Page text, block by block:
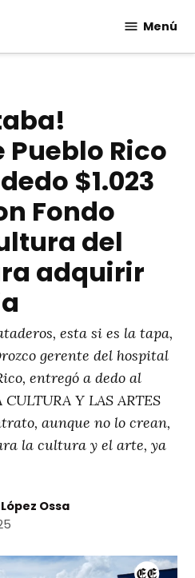
Menú
Rico
$1.023
Fondo
del
adquirir
esta si es la tapa,
gerente del hospital
entregó a dedo al
Y LAS ARTES
aunque no lo crean,
la cultura y el arte, ya
Ossa